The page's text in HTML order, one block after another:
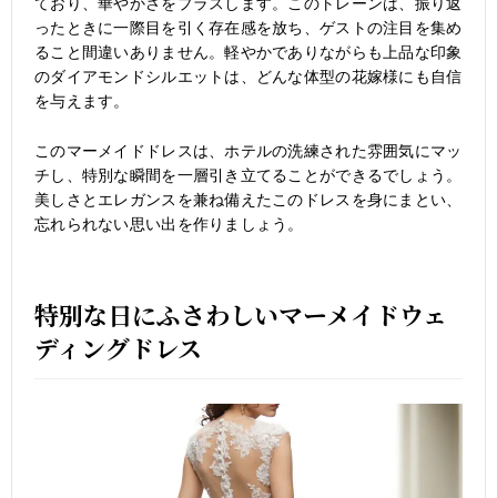
ており、華やかさをプラスします。このトレーンは、振り返
ったときに一際目を引く存在感を放ち、ゲストの注目を集め
ること間違いありません。軽やかでありながらも上品な印象
のダイアモンドシルエットは、どんな体型の花嫁様にも自信
を与えます。
このマーメイドドレスは、ホテルの洗練された雰囲気にマッ
チし、特別な瞬間を一層引き立てることができるでしょう。
美しさとエレガンスを兼ね備えたこのドレスを身にまとい、
忘れられない思い出を作りましょう。
特別な日にふさわしいマーメイドウェ
ディングドレス